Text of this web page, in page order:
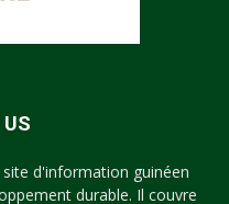
d'information guinéen
durable. Il couvre